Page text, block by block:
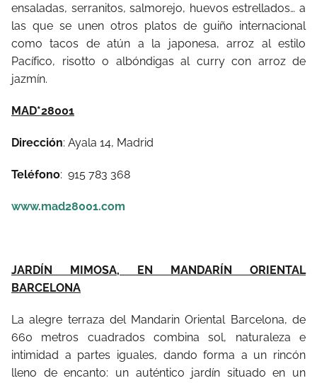
ensaladas, serranitos, salmorejo, huevos estrellados… a
las que se unen otros platos de guiño internacional
como tacos de atún a la japonesa, arroz al estilo
Pacífico, risotto o albóndigas al curry con arroz de
jazmín.
MAD*28001
Dirección: Ayala 14, Madrid
Teléfono: 915 783 368
www.mad28001.com
JARDÍN MIMOSA, EN MANDARÍN ORIENTAL
BARCELONA
La alegre terraza del Mandarin Oriental Barcelona, de
660 metros cuadrados combina sol, naturaleza e
intimidad a partes iguales, dando forma a un rincón
lleno de encanto: un auténtico jardín situado en un